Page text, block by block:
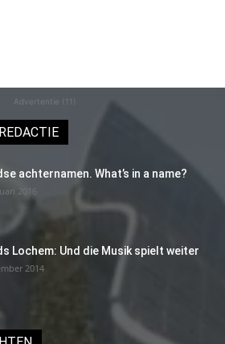
Advertentie (11)
achternamen. What’s in a name?
2016
Lochem: Und die Musik spielt weiter
2014